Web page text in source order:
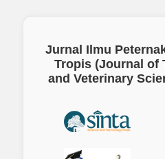
Jurnal Ilmu
Tropis (Journal of
and Veterinary